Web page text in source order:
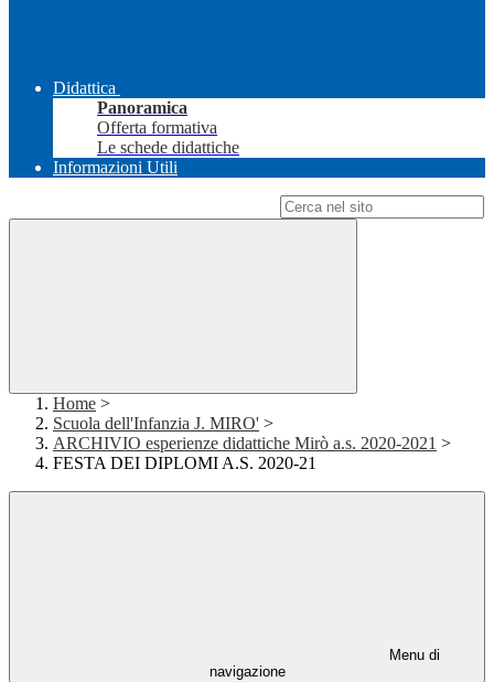
Didattica
Panoramica
Offerta formativa
Le schede didattiche
Informazioni Utili
Home >
Scuola dell'Infanzia J. MIRO' >
ARCHIVIO esperienze didattiche Mirò a.s. 2020-2021 >
FESTA DEI DIPLOMI A.S. 2020-21
Menu di
navigazione